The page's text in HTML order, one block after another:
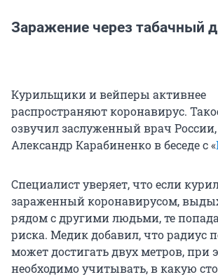
Заражение через табачный
Курильщики и вейперы активнее
распространяют коронавирус.
озвучил заслуженный врач
Александр Карабиненко в беседе с «
Специалист уверяет, что если
зараженный коронавирусом,
рядом с другими людьми, те
риска. Медик добавил, что радиус
может достигать двух метров, при
необходимо учитывать, в какую